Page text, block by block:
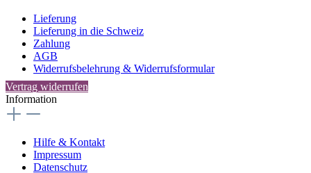
Lieferung
Lieferung in die Schweiz
Zahlung
AGB
Widerrufsbelehrung & Widerrufsformular
Vertrag widerrufen
Information
Hilfe & Kontakt
Impressum
Datenschutz